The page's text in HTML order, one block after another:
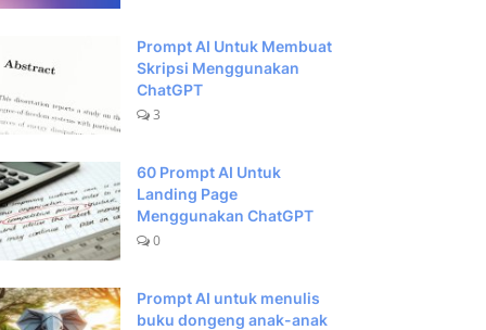
Prompt AI Untuk Membuat
Skripsi Menggunakan
ChatGPT
3
60 Prompt AI Untuk
Landing Page
Menggunakan ChatGPT
0
Prompt AI untuk menulis
buku dongeng anak-anak